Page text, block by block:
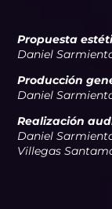
Propuesta
Daniel
Producción
Daniel
Realización
Daniel
Villegas